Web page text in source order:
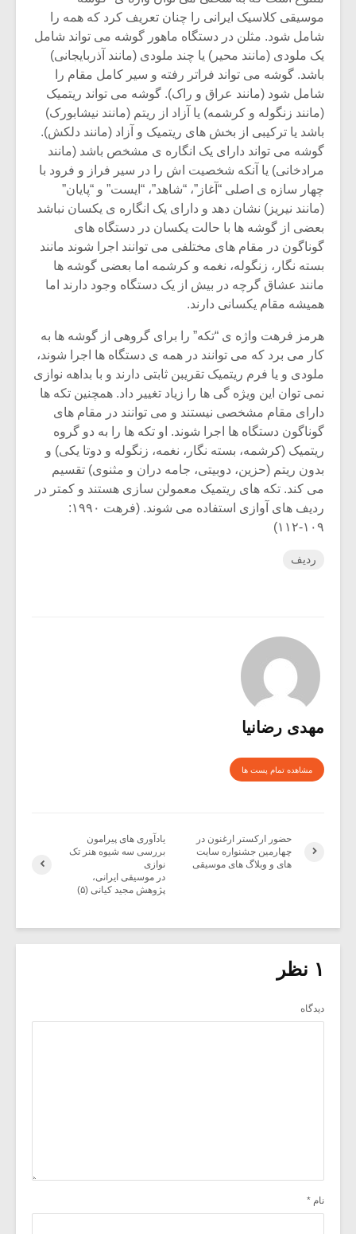
موسیقی کلاسیک ایرانی را چنان تعریف کرد که همه را
شامل شود. مثلن در دستگاه ماهور گوشه می تواند شامل
یک ملودی (مانند محیر) یا چند ملودی (مانند آذربایجانی)
باشد. گوشه می تواند فراتر رفته و سیر کامل مقام را
شامل شود (مانند عراق و راک). گوشه می تواند ریتمیک
(مانند زنگوله و کرشمه) یا آزاد از ریتم (مانند نیشابورک)
باشد یا ترکیبی از بخش های ریتمیک و آزاد (مانند دلکش).
گوشه می تواند دارای یک انگاره ی مشخص باشد (مانند
مرادخانی) یا آنکه شخصیت اش را در سیر فراز و فرود با
چهار سازه ی اصلی “آغاز”، “شاهد”، “ایست” و “پایان”
(مانند نیریز) نشان دهد و دارای یک انگاره ی یکسان نباشد
بعضی از گوشه ها با حالت یکسان در دستگاه های
گوناگون در مقام های مختلفی می توانند اجرا شوند مانند
بسته نگار، زنگوله، نغمه و کرشمه اما بعضی گوشه ها
مانند عشاق گرچه در بیش از یک دستگاه وجود دارند اما
همیشه مقام یکسانی دارند.
هرمز فرهت واژه ی “تکه” را برای گروهی از گوشه ها به
کار می برد که می توانند در همه ی دستگاه ها اجرا شوند،
ملودی و یا فرم ریتمیک تقریبن ثابتی دارند و با بداهه نوازی
نمی توان این ویژه گی ها را زیاد تغییر داد. همچنین تکه ها
دارای مقام مشخصی نیستند و می توانند در مقام های
گوناگون دستگاه ها اجرا شوند. او تکه ها را به دو گروه
ریتمیک (کرشمه، بسته نگار، نغمه، زنگوله و دوتا یکی) و
بدون ریتم (حزین، دوبیتی، جامه دران و مثنوی) تقسیم
می کند. تکه های ریتمیک معمولن سازی هستند و کمتر در
ردیف های آوازی استفاده می شوند. (فرهت ۱۹۹۰:
۱۰۹-۱۱۲)
ردیف
مهدی رضانیا
مشاهده تمام پست ها
یادآوری های پیرامون
بررسی سه شیوه هنر تک
نوازی
در موسیقی ایرانی،
پژوهش مجید کیانی (۵)
حضور ارکستر ارغنون در
چهارمین جشنواره سایت
های و وبلاگ های موسیقی
۱ نظر
دیدگاه
نام *
میکلوش روژا
یادداشتی بر موسیقی
متن فیلم «متری
شیش و نیم»
اگر نمی توانی
مشهورترین باشی،
بدنام ترین باش
موریس ژار
دوره
موسیقی
موسیقی
سکانسی